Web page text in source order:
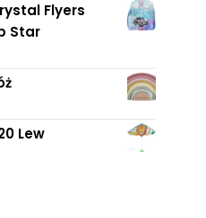
Flyers
Star
Lew